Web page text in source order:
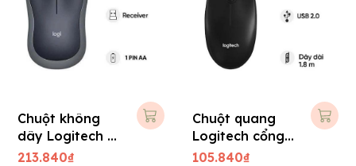
Chuột không
dây Logitech B
175
213.840₫
Chuột quang
Logitech cổng
USB, B100
105.840₫